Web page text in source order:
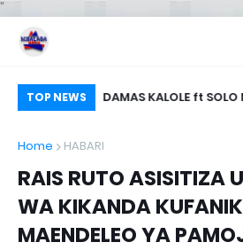
"
TOP NEWS
09, 2026
DAMAS KALOLE ft
Home
HABARI
RAIS RUTO ASISITIZA
WA KIKANDA
MAENDELEO YA